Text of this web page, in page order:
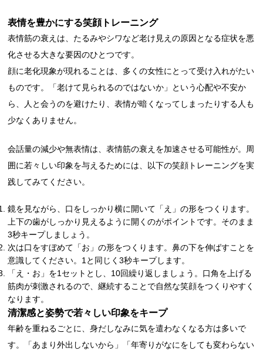
表情を豊かにする笑顔トレーニング
表情筋の衰えは、たるみやシワなど老け見えの原因となる症状を悪
化させる大きな要因のひとつです。
顔に老化現象が現れることは、多くの女性にとって受け入れがたい
ものです。「老けて見られるのではないか」という心配や不安か
ら、人と会うのを避けたり、表情が暗くなってしまったりする人も
少なくありません。
会話量の減少や無表情は、表情筋の衰えを加速させる可能性が。周
囲に若々しい印象を与えるためには、以下の笑顔トレーニングを実
践してみてください。
鏡を見ながら、口をしっかり横に開いて「え」の形をつくります。
上下の歯がしっかり見えるように開くのがポイントです。そのまま
3秒キープしましょう。
次は口をすぼめて「お」の形をつくります。鼻の下を伸ばすことを
意識してください。1と同じく3秒キープします。
「え・お」を1セットとし、10回繰り返しましょう。口角を上げる
筋肉が刺激されるので、継続することで自然な笑顔をつくりやすく
なります。
清潔感と姿勢で若々しい印象をキープ
年齢を重ねるごとに、身だしなみに気を遣わなくなる方は多いで
す。「あまり外出しないから」「年寄りがなにをしても変わらない